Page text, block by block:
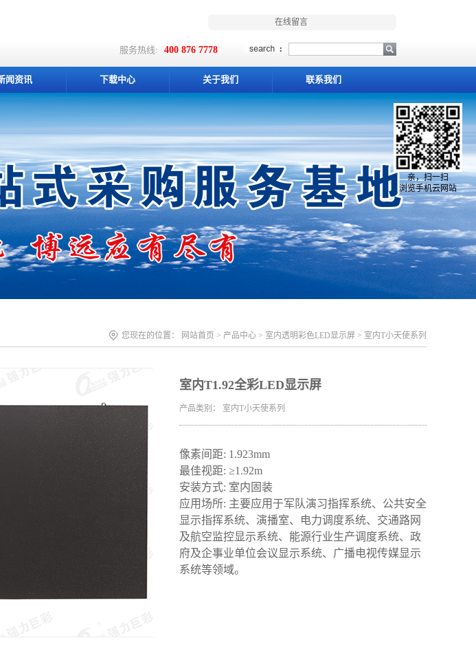
在线留言
服务热线: 400 876 7778
闻资讯 下载中心 关于我们 联系我们
您现在的位置： 网站首页 > 产品中心 > 室内透明彩色LED显示屏 > 室内T小天使系列
室内T1.92全彩LED显示屏
产品类别： 室内T小天使系列
像素间距: 1.923mm
最佳视距: ≥1.92m
安装方式: 室内固装
应用场所: 主要应用于军队演习指挥系统、公共安全
显示指挥系统、演播室、电力调度系统、交通路网
及航空监控显示系统、能源行业生产调度系统、政
府及企事业单位会议显示系统、广播电视传媒显示
系统等领域。
亲，扫一扫
浏览手机云网站